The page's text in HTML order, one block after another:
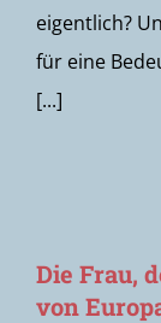
eigentlich?
für eine
[...]
Die Frau,
von